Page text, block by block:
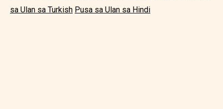
sa Ulan sa Turkish Pusa sa Ulan sa Hindi